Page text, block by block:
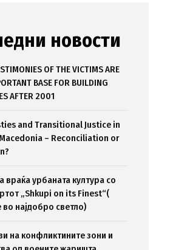
новости
OF THE VICTIMS ARE
BASE FOR BUILDING
AFTER 2001
and Transitional Justice in
– Reconciliation or
враќа урбаната култура со
„Shkupi on its Finest“(
во најдобро светло)
на конфликтините зони и